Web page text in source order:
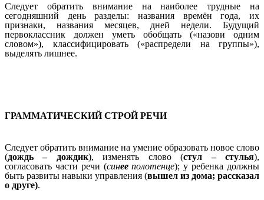
Следует обратить внимание на наиболее трудные на
сегодняшний день разделы: названия времён года, их
признаки, названия месяцев, дней недели. Будущий
первоклассник должен уметь обобщать («назови одним
словом»), классифицировать («распредели на группы»),
выделять лишнее.
ГРАММАТИЧЕСКИЙ СТРОЙ РЕЧИ
Следует обратить внимание на умение образовать новое слово
(дождь – дождик), изменять слово (стул – стулья),
согласовать части речи (синееполотенце); у ребенка должны
быть развиты навыки управления (вышел из дома; рассказал
о друге).